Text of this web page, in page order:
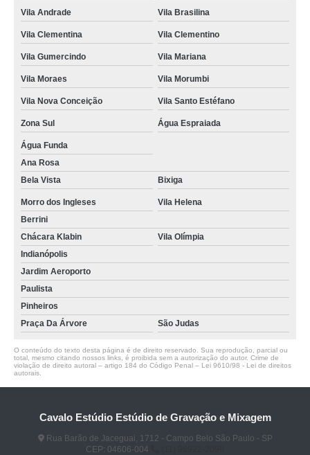
Vila Andrade Vila Brasilina
Vila Clementina Vila Clementino
Vila Gumercindo Vila Mariana
Vila Moraes Vila Morumbi
Vila Nova Conceição Vila Santo Estéfano
Zona Sul Água Espraiada
Água Funda
Ana Rosa
Bela Vista
Bixiga
Morro dos Ingleses
Vila Helena
Berrini
Chácara Klabin
Vila Olímpia
Indianópolis
Jardim Aeroporto
Paulista
Pinheiros
Praça Da Árvore
São Judas
O conteúdo do texto desta página é de direito reservado. Sua reprodução, parcial ou
total, mesmo citando nossos links, é proibida sem a autorização do autor. Crime de
violação de direito autoral – artigo 184 do Código Penal – Lei 9610/98 - Lei de direitos
autorais
Cavalo Estúdio Estúdio de Gravação e Mixagem
Rua Barão de Jaceguai, 1712 - Campo Belo São Paulo - SP
CEP: 04606-004